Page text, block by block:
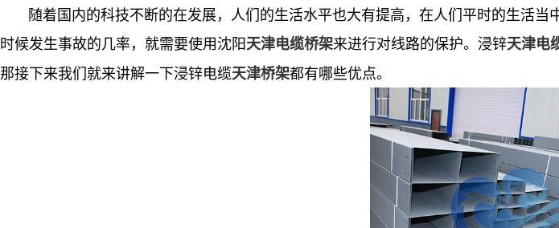
随着国内的科技不断的在发展，人们的生活水平也大有提高，在人们平时的生活当
时候发生事故的几率，就需要使用沈阳天津电缆桥架来进行对线路的保护。浸锌天津电
那接下来我们就来讲解一下浸锌电缆天津桥架都有哪些优点。